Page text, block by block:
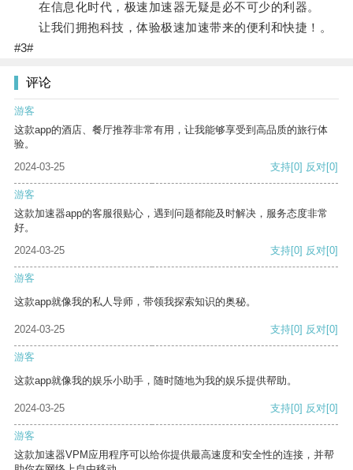
在信息化时代，极速加速器无疑是必不可少的利器。
让我们拥抱科技，体验极速加速带来的便利和快捷！。
#3#
评论
游客
这款app的酒店、餐厅推荐非常有用，让我能够享受到高品质的旅行体
验。
2024-03-25
支持[0] 反对[0]
游客
这款加速器app的客服很贴心，遇到问题都能及时解决，服务态度非常
好。
2024-03-25
支持[0] 反对[0]
游客
这款app就像我的私人导师，带领我探索知识的奥秘。
2024-03-25 支持[0] 反对[0]
游客
这款app就像我的娱乐小助手，随时随地为我的娱乐提供帮助。
2024-03-25 支持[0] 反对[0]
游客
这款加速器VPM应用程序可以给你提供最高速度和安全性的连接，并帮